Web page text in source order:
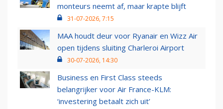
monteurs neemt af, maar krapte blijft
31-07-2026, 7:15
MAA houdt deur voor Ryanair en Wizz Air
open tijdens sluiting Charleroi Airport
30-07-2026, 14:30
Business en First Class steeds
belangrijker voor Air France-KLM:
‘investering betaalt zich uit’